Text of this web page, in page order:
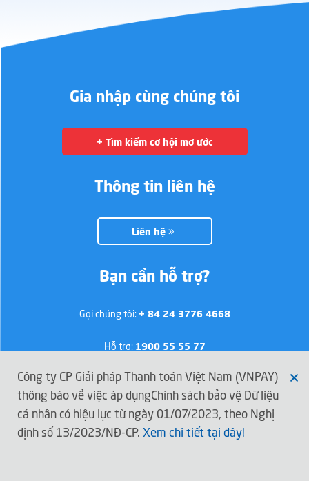
Gia nhập cùng chúng tôi
+ Tìm kiếm cơ hội mơ ước
Thông tin liên hệ
Liên hệ
Bạn cần hỗ trợ?
Gọi chúng tôi: + 84 24 3776 4668
Hỗ trợ: 1900 55 55 77
Kết nối với VNPAY
Công ty CP Giải pháp Thanh toán Việt Nam (VNPAY)
thông báo về việc áp dụngChính sách bảo vệ Dữ liệu
cá nhân có hiệu lực từ ngày 01/07/2023, theo Nghị
định số 13/2023/NĐ-CP. Xem chi tiết tại đây!